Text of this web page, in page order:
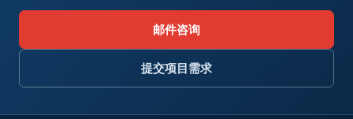
邮件咨询
提交项目需求